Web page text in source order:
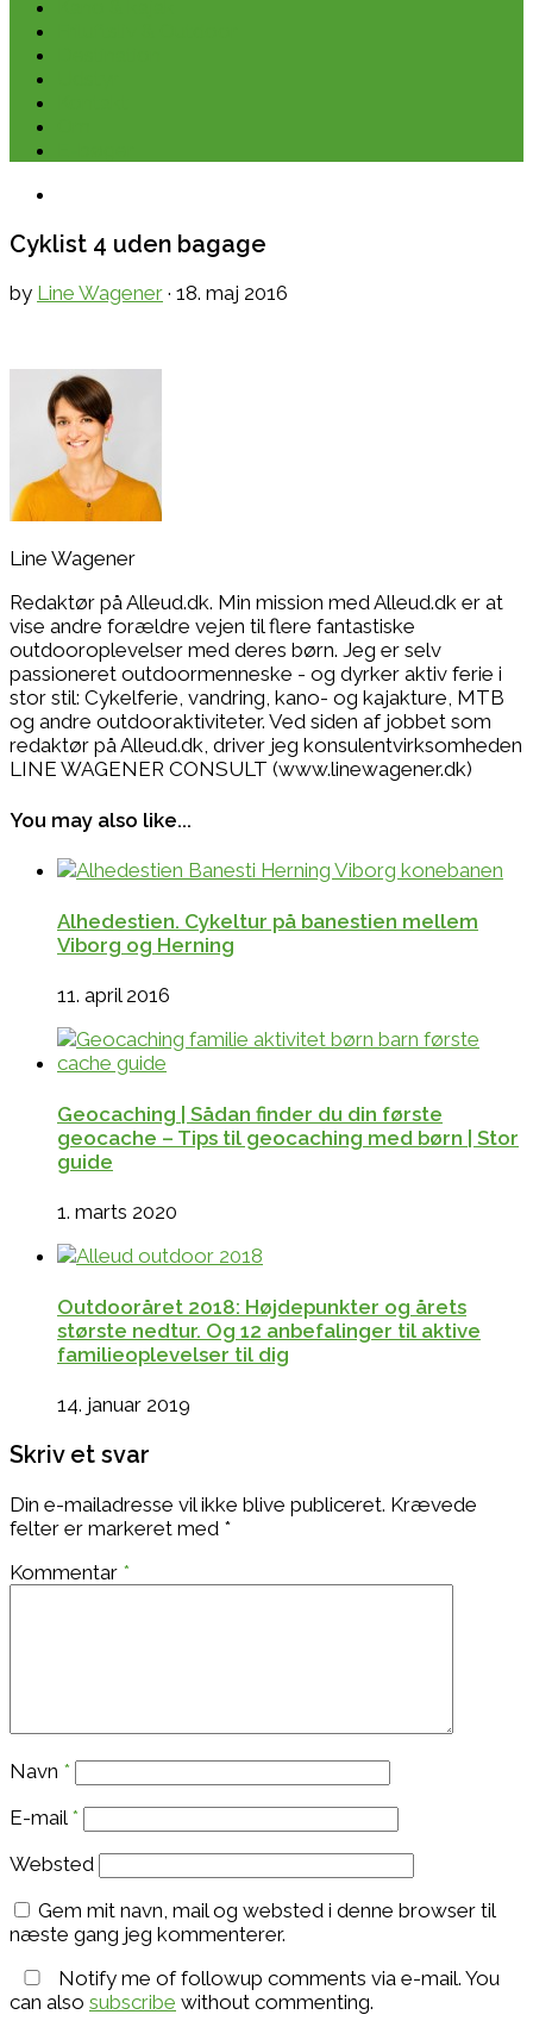
Cyklist 4 uden bagage
by Line Wagener · 18. maj 2016
Line Wagener
Redaktør på Alleud.dk. Min mission med Alleud.dk er at
vise andre forældre vejen til flere fantastiske
outdooroplevelser med deres børn. Jeg er selv
passioneret outdoormenneske - og dyrker aktiv ferie i
stor stil: Cykelferie, vandring, kano- og kajakture, MTB
og andre outdooraktiviteter. Ved siden af jobbet som
redaktør på Alleud.dk, driver jeg konsulentvirksomheden
LINE WAGENER CONSULT (www.linewagener.dk)
You may also like...
Alhedestien. Cykeltur på banestien mellem
Viborg og Herning
11. april 2016
Geocaching | Sådan finder du din første
geocache – Tips til geocaching med børn | Stor
guide
1. marts 2020
Outdooråret 2018: Højdepunkter og årets
største nedtur. Og 12 anbefalinger til aktive
familieoplevelser til dig
14. januar 2019
Skriv et svar
Din e-mailadresse vil ikke blive publiceret. Krævede
felter er markeret med *
Kommentar *
Navn *
E-mail *
Websted
Gem mit navn, mail og websted i denne browser til
næste gang jeg kommenterer.
Notify me of followup comments via e-mail. You
can also subscribe without commenting.